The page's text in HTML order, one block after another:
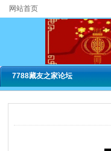
网站首页
7788藏友之家论坛